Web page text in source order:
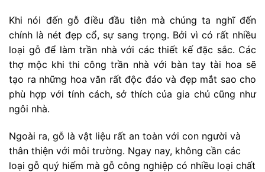
Khi nói đến gỗ điều đầu tiên mà chúng ta nghĩ đến
chính là nét đẹp cổ, sự sang trọng. Bởi vì có rất nhiều
loại gỗ để làm trần nhà với các thiết kế đặc sắc. Các
thợ mộc khi thi công trần nhà với bàn tay tài hoa sẽ
tạo ra những hoa văn rất độc đáo và đẹp mắt sao cho
phù hợp với tính cách, sở thích của gia chủ cũng như
ngôi nhà.
Ngoài ra, gỗ là vật liệu rất an toàn với con người và
thân thiện với môi trường. Ngay nay, không cần các
loại gỗ quý hiếm mà gỗ công nghiệp có nhiều loại chất